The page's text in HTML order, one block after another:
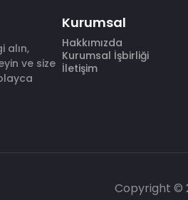
alın,
ve size
Kurumsal
Hakkımızda
Kurumsal İşbirliği
İletişim
Copyright ©